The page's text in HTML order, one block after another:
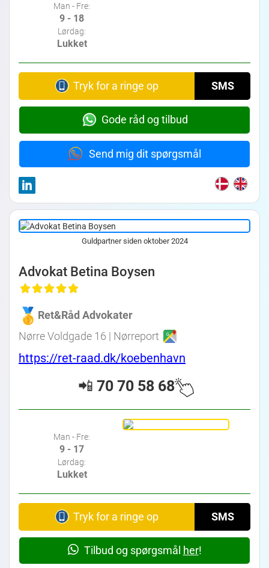
Man - Fre:
9 - 18
Lørdag:
Lukket
Tryk for a ringe op SMS
Gode råd og tilbud
Send mig dit spørgsmål
Guldpartner siden oktober 2024
Advokat Betina Boysen
Ret&Råd Advokater
Nørre Voldgade 16 | Nørreport
https://ret-raad.dk/koebenhavn
📲 70 70 58 68
Man - Fre:
9 - 17
Lørdag:
Lukket
Tryk for a ringe op SMS
Tilbud og spørgsmål her!